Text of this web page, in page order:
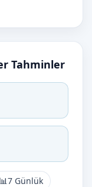
Tahminler
📊7 Günlük